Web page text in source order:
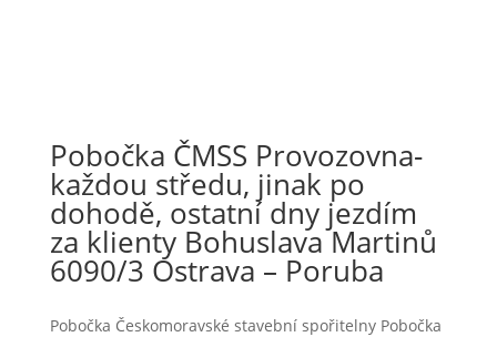
Pobočka ČMSS Provozovna-
každou středu, jinak po
dohodě, ostatní dny jezdím
za klienty Bohuslava Martinů
6090/3 Ostrava – Poruba
Pobočka Českomoravské stavební spořitelny Pobočka